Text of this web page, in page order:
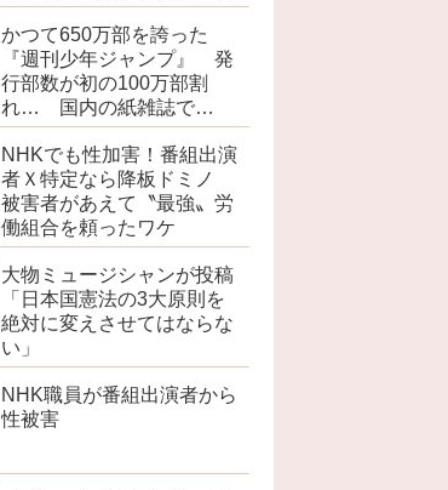
分の弱い部分だったり…」
かつて650万部を誇った
『週刊少年ジャンプ』 発
行部数が初の100万部割
れ… 国内の紙雑誌で
「100万部超」ゼロに
NHKでも性加害！番組出演
者Ｘ特定なら降板ドミノ
被害者があえて〝最強〟労
働組合を頼ったワケ
大物ミュージシャンが投稿
「日本国憲法の3大原則を
絶対に変えさせてはならな
い」
NHK職員が番組出演者から
性被害